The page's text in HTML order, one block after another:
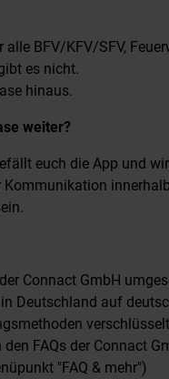
BFV/KFV/SFV,
es nicht.
hinaus.
weiter?
euch die App und
Connact GmbH
Deutschland auf
FAQs der Connact
"FAQ & mehr")